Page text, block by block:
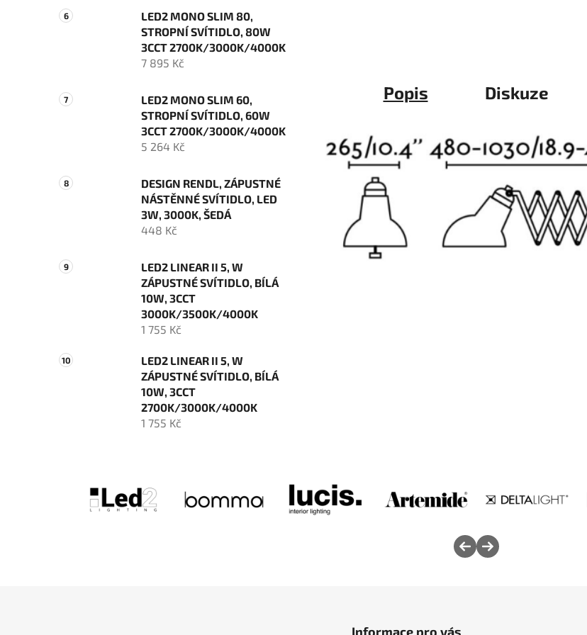
LED2 MONO SLIM 80,
STROPNÍ SVÍTIDLO, 80W
3CCT 2700K/3000K/4000K
7 895 Kč
LED2 MONO SLIM 60,
STROPNÍ SVÍTIDLO, 60W
3CCT 2700K/3000K/4000K
5 264 Kč
DESIGN RENDL, ZÁPUSTNÉ
NÁSTĚNNÉ SVÍTIDLO, LED
3W, 3000K, ŠEDÁ
448 Kč
LED2 LINEAR II 5, W
ZÁPUSTNÉ SVÍTIDLO, BÍLÁ
10W, 3CCT
3000K/3500K/4000K
1 755 Kč
LED2 LINEAR II 5, W
ZÁPUSTNÉ SVÍTIDLO, BÍLÁ
10W, 3CCT
2700K/3000K/4000K
1 755 Kč
Popis Diskuze
Informace pro vás